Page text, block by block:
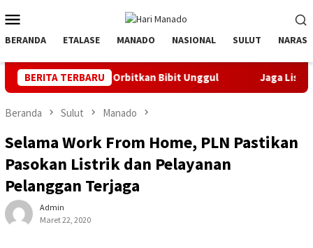
ke
kontenMobile
BERANDA ETALASE MANADO NASIONAL SULUT NARASI
BERITA TERBARU
Banyak Orbitkan Bibit Unggul Jaga Listrik Andal Jelang
Beranda Sulut Manado
Selama Work From Home, PLN Pastikan
Pasokan Listrik dan Pelayanan
Pelanggan Terjaga
Admin
Maret 22, 2020